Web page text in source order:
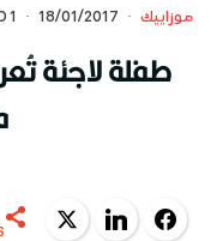
موزاييك ·
18/01/2017
·
1 MIN READ
طفلة لاجئة
Facebook
LinkedIn
Twitter